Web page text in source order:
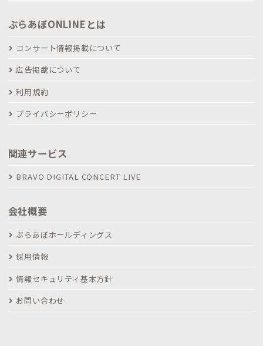
ぶらあぼONLINEとは
コンサート情報掲載について
広告掲載について
利用規約
プライバシーポリシー
関連サービス
BRAVO DIGITAL CONCERT LIVE
会社概要
ぶらあぼホールディングス
採用情報
情報セキュリティ基本方針
お問い合わせ